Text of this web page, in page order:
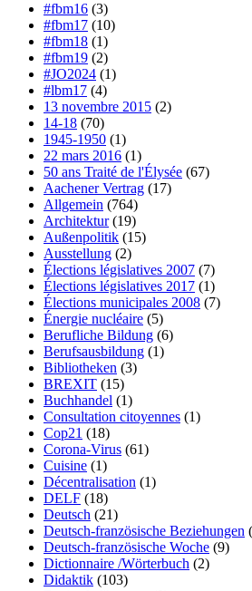
#fbm16 (3)
#fbm17 (10)
#fbm18 (1)
#fbm19 (2)
#JO2024 (1)
#lbm17 (4)
13 novembre 2015 (2)
14-18 (70)
1945-1950 (1)
22 mars 2016 (1)
50 ans Traité de l'Élysée (67)
Aachener Vertrag (17)
Allgemein (764)
Architektur(19)
Außenpolitik (15)
Ausstellung (2)
Élections législatives 2007 (7)
Élections législatives 2017 (1)
Élections municipales 2008 (7)
Énergie nucléaire (5)
Berufliche Bildung (6)
Berufsausbildung (1)
Bibliotheken (3)
BREXIT (15)
Buchhandel (1)
Consultation citoyennes (1)
Cop21 (18)
Corona-Virus (61)
Cuisine (1)
Décentralisation (1)
DELF (18)
Deutsch (21)
Deutsch-französische Beziehungen
Deutsch-französische Woche (9)
Dictionnaire /Wörterbuch (2)
Didaktik (103)